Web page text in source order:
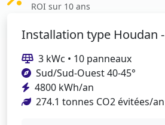
ROI sur 10 ans
Installation type Houdan
3 kWc • 10 panneaux
Sud/Sud-Ouest 40-45°
4800 kWh/an
274.1 tonnes CO2 évitées/an